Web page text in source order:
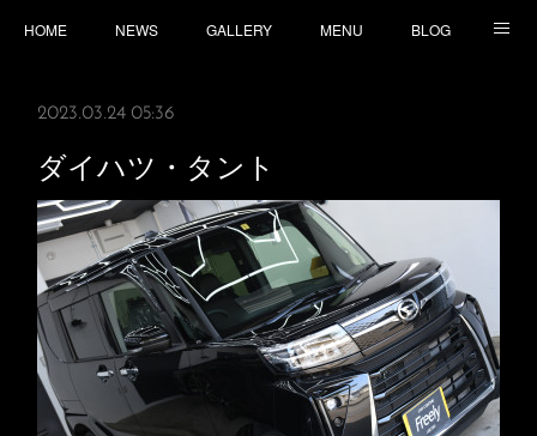
HOME NEWS GALLERY MENU BLOG
2023.03.24 05:36
ダイハツ・タント